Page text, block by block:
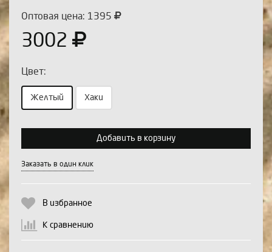
Оптовая цена: 1395
3002
Цвет:
Желтый Хаки
Выберите количество:
Продолжить Отмена
Добавить в корзину
Заказать в один клик
В избранное
К сравнению